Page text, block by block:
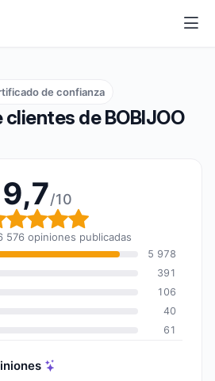
10
de BOBIJOO
de confianza
9,7/10
global: 9,7
576 opiniones publicadas
5 978
391
106
40
61